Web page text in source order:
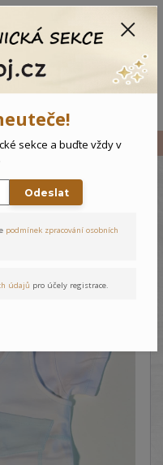
Loďka
sekce a buďte vždy v
Odeslat
podmínek zpracování osobních
údajů pro účely registrace.